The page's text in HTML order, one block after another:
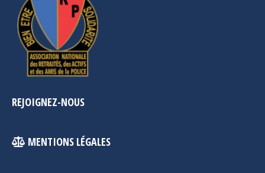
REJOIGNEZ-NOUS
MENTIONS LÉGALES